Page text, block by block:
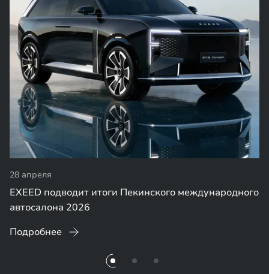
28 апреля
EXEED подводит итоги Пекинского международного
автосалона 2026
Подробнее